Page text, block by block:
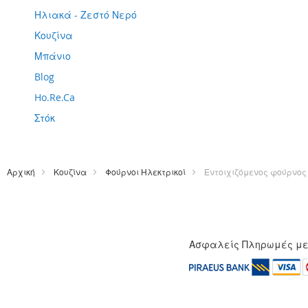
Ηλιακά - Ζεστό Νερό
Κουζίνα
Μπάνιο
Blog
Ho.Re.Ca
Στόκ
Αρχική Κουζίνα Φούρνοι Ηλεκτρικοί Εντοιχιζόμενος φούρνος
Ασφαλείς Πληρωμές με